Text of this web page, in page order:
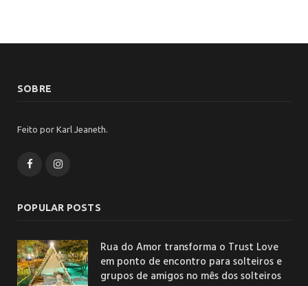
SOBRE
Feito por Karl Jeaneth.
FacebookInstagram
POPULAR POSTS
Rua do Amor transforma o Trust Love
em ponto de encontro para solteiros e
grupos de amigos no mês dos solteiros